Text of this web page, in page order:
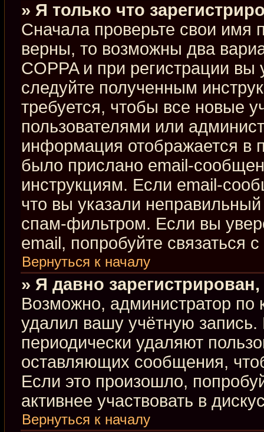
» Я только что
Сначала проверьте свои имя
верны, то возможны два
COPPA и при регистрации
следуйте полученным
требуется, чтобы все новые
пользователями или
информация отображается в
было прислано email-
инструкциям. Если email-
что вы указали
спам-фильтром. Если вы
email, попробуйте связаться
Вернуться к началу
» Я давно
Возможно, администратор по
удалил вашу учётную
периодически удаляют
оставляющих сообщения,
Если это произошло,
активнее участвовать в
Вернуться к началу